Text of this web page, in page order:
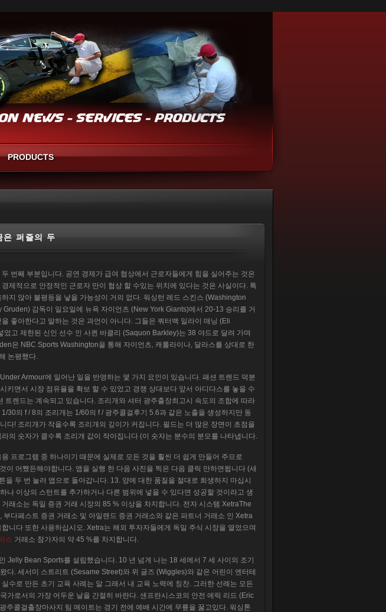
PRODUCTS
은 퍼즐의 두
번째 부분입니다. 공연 경제가 급여 협상에서 근로자들에게 힘을 실어주는 것은
제적으로 안정적인 근로자 만이 협상 할 수있는 위치에 있다는 것은 사실이다. 특
지 않아 불평등을 낳을 가능성이 거의 없다. 워싱턴 레드 스킨스 (Washington
Gruden) 감독이 일요일에 뉴욕 자이언츠 (New York Giants)에서 20-13 승리를 거
좋아한다고 말하는 것은 과언이 아니다. 그들은 쿼터백 일라이 매닝 (Eli
었고 제한된 신인 선수 인 사퀸 바클리 (Saquon Barkley)는 38 야드로 달려 가며
은 NBC Sports Washington을 통해 자이언츠, 캐롤라이나, 달라스를 상대로 한
논평했다.
Armour에 일어난 일을 반영하는 몇 가지 요인이 있습니다. 패션 트렌드 덕분
키면서 시장 점유율을 확보 할 수 있었고 경쟁 상대보다 앞서 아디다스를 놓을 수
트렌드는 계속되고 있습니다. 조리개와 셔터 광주출장최고시 속도의 조합에 따라
30의 f / 8의 조리개는 1/60의 f / 광주콜걸후기 5.6과 같은 노출을 생성하지만 동
다! 조리개가 작을수록 조리개의 깊이가 커집니다. 필드는 더 많은 장면이 초점을
의 숫자가 클수록 조리개 값이 작아집니다 (이 숫자는 분수의 분모를 나타냅니다.
프로그램 중 하나이기 때문에 실제로 모든 것을 훨씬 더 쉽게 만들어 주므로
이 어쨌든해야합니다. 앱을 실행 한 다음 사진을 찍은 다음 클릭 만하면됩니다 (새
을 두 번 눌러 앱으로 돌아갑니다. 13. 양에 대한 품질을 절대로 희생하지 마십시
나 이상의 스턴트를 추가하거나 다른 범위에 넣을 수 있다면 성공할 것이라고 생
래소는 독일 증권 거래 시장의 85 % 이상을 차지합니다. 전자 시스템 XetraThe
부다페스트 증권 거래소 및 아일랜드 증권 거래소와 같은 파트너 거래소 인 Xetra
니다 또한 사용하십시오. Xetra는 해외 투자자들에게 독일 주식 시장을 열었으며
스 거래소 참가자의 약 45 %를 차지합니다.
Jelly Bean Sports를 설립했습니다. 10 년 넘게 나는 18 세에서 7 세 사이의 조기
다. 세서미 스트리트 (Sesame Street)와 위 글즈 (Wiggles)와 같은 어린이 엔터테
수로 만든 초기 교육 사례는 알 그래서 내 교육 노력에 칭찬. 그러한 선례는 모든
가로서의 가장 어두운 날을 간절히 바란다. 샌프란시스코의 안전 에릭 리드 (Eric
주콜걸출장마사지 팀 메이트는 경기 전에 예배 시간에 무릎을 꿇고있다. 워싱톤